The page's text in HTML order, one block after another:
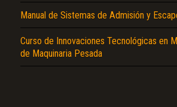
Manual de Sistemas de Admisión y
Curso de Innovaciones Tecnológicas en
de Maquinaria Pesada